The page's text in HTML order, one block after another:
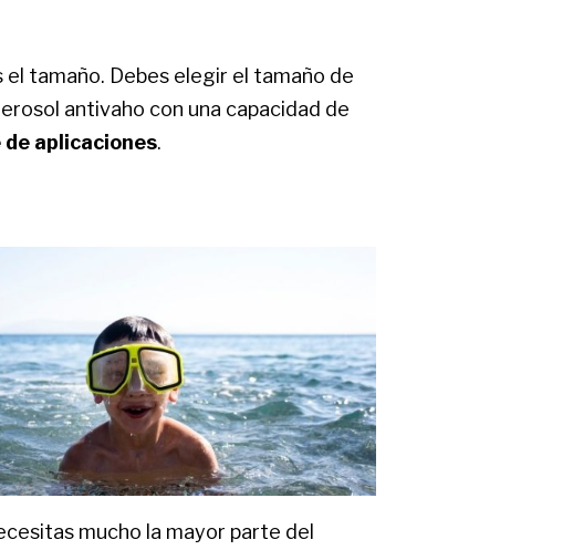
tamaño. Debes elegir el tamaño de
antivaho con una capacidad de
aplicaciones.
mucho la mayor parte del